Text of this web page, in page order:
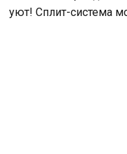
уют! Сплит-система